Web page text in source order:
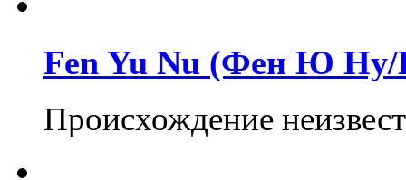
Fen Yu Nu (Фен Ю Ну/
Происхождение